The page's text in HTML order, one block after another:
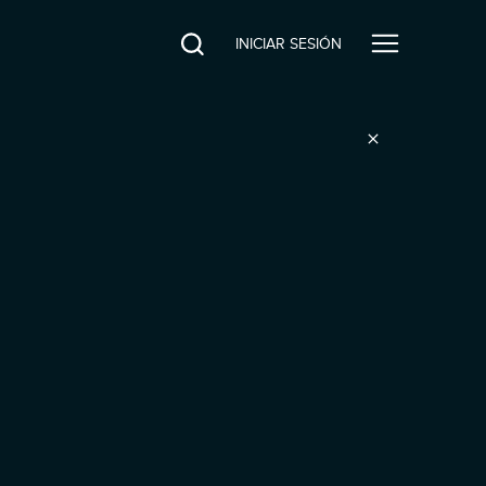
INICIAR SESIÓN